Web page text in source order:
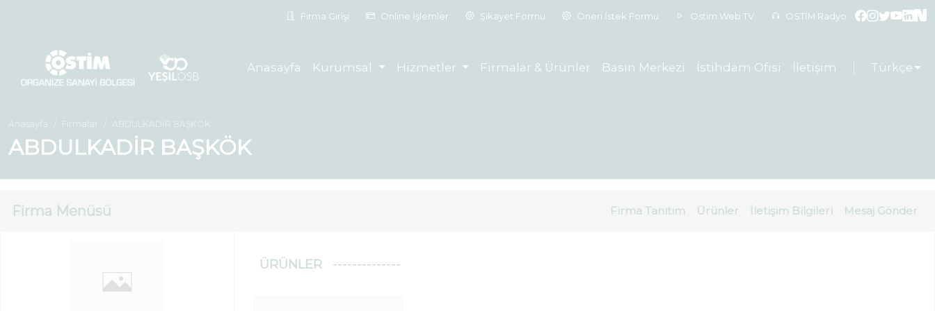
Firma Girişi Online İşlemler Şikayet Formu Öneri İstek Formu Ostim Web TV OSTİM Radyo
Anasayfa Kurumsal Hizmetler Firmalar & Ürünler Basın Merkezi İstihdam Ofisi İletişim Türkçe
Anasayfa Firmalar ABDULKADİR BAŞKÖK
ABDULKADİR BAŞKÖK
Firma Menüsü Firma Tanıtım Ürünler İletişim Bilgileri Mesaj Gönder
ÜRÜNLER